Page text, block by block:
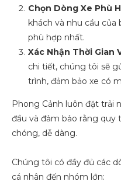
Chọn Dòng Xe Phù
khách và nhu cầu của
phù hợp nhất.
Xác Nhận Thời Gian
chi tiết, chúng tôi sẽ
trình, đảm bảo xe có
Phong Cảnh luôn đặt trải
đầu và đảm bảo rằng quy
chóng, dễ dàng.
Chúng tôi có đầy đủ các
cá nhân đến nhóm lớn: